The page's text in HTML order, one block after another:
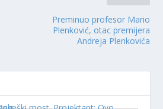
Preminuo profesor Mario
Plenković, otac premijera
Andreja Plenkovića